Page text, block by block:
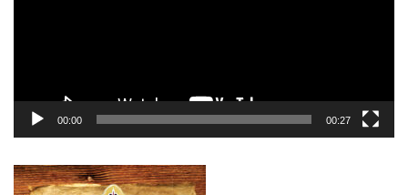
00:00 00:27